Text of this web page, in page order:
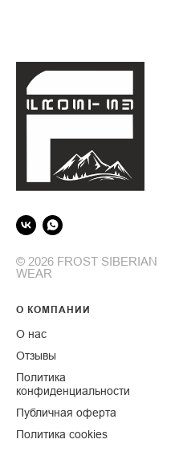
© 2026 FROST SIBERIAN
WEAR
О КОМПАНИИ
О нас
Отзывы
Политика
конфиденциальности
Публичная оферта
Политика cookies